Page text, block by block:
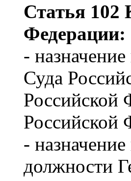
Статья 102
Федерации:
-
Суда
Российской
Российской
-
должности